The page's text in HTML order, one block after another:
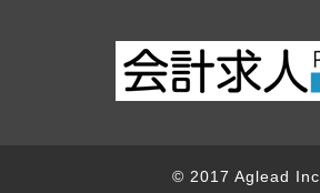
© 2017 Aglead Inc.